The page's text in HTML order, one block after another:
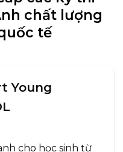
chất lượng
tế
Young
cho học sinh từ